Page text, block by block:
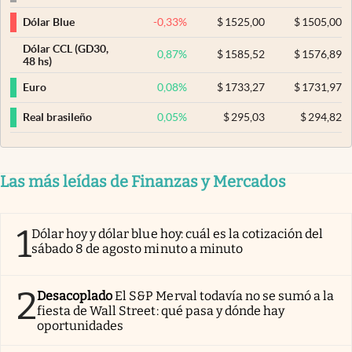
Dólar Blue -0,33% $ 1525,00 $1505,00
Dólar CCL (GD30,
48 hs)
0,87% $ 1585,52 $1576,89
Euro 0,08% $ 1733,27 $1731,97
Real brasileño 0,05% $ 295,03 $294,82
Las más leídas de Finanzas y Mercados
1Dólar hoy y dólar blue hoy: cuál es la cotización del
sábado 8 de agosto minuto a minuto
2DesacopladoEl S&P Merval todavía no se sumó a la
fiesta de Wall Street: qué pasa y dónde hay
oportunidades